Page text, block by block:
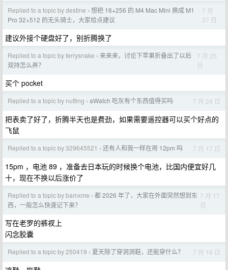
Replied to a topic by destine › 想把 16+256 的 M4 Mac Mini 换成 M1
Pro 32+512 的无头骑士，大家给点建议
7 月
27 日
建议外接个硬盘好了，别折腾换了
Replied to a topic by terrysnake › 来来来，讨论下苹果折叠出了以后
双持怎么弄？
7 月 25
日
买个 pocket
Replied to a topic by nutting › aWatch 吃灰有个东西值得买吗 7 月 24 日
把表卖了好了，折腾半天也是费劲，如果需要遥控器可以买个好点的
飞鼠
Replied to a topic by 329645521 › 还有人和我一样在用 12pm 吗 7 月 17 日
15pm ，电池 89 ，准备去日本玩的时候换个电池，比国内便宜好几
十，现在不换以后涨价了
Replied to a topic by bamxme › 都 2026 年了，大家在外面突然想到东
西，一般怎么快速记下来？
7 月 17
日
写在老罗的裤衩上
闪念胶囊
Replied to a topic by 250419 › 夏天除了穿洞洞鞋，还能穿什么？ 7 月 16 日